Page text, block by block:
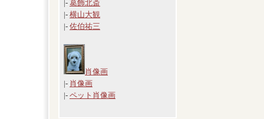
|- 葛飾北斎
|- 横山大観
|- 佐伯祐三
肖像画
|- 肖像画
|- ペット肖像画